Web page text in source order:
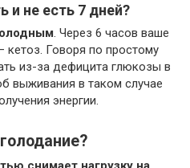
и не есть 7 дней?
. Через 6 часов ваше
кетоз. Говоря по простому
из-за дефицита глюкозы в
выживания в таком случае
энергии.